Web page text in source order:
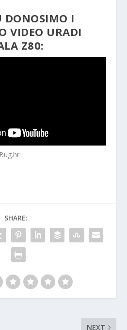
DONOSIMO I
VIDEO URADI
Z80:
SHARE:
NEXT